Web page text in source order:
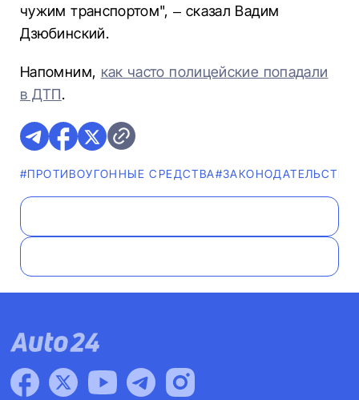
чужим транспортом", – сказал Вадим
Дзюбинский.
Напомним, как часто полицейские попадали
в ДТП.
#ПРОТИВОУГОННЫЕ СРЕДСТВА#ЗАКОНОДАТЕЛЬСТВО